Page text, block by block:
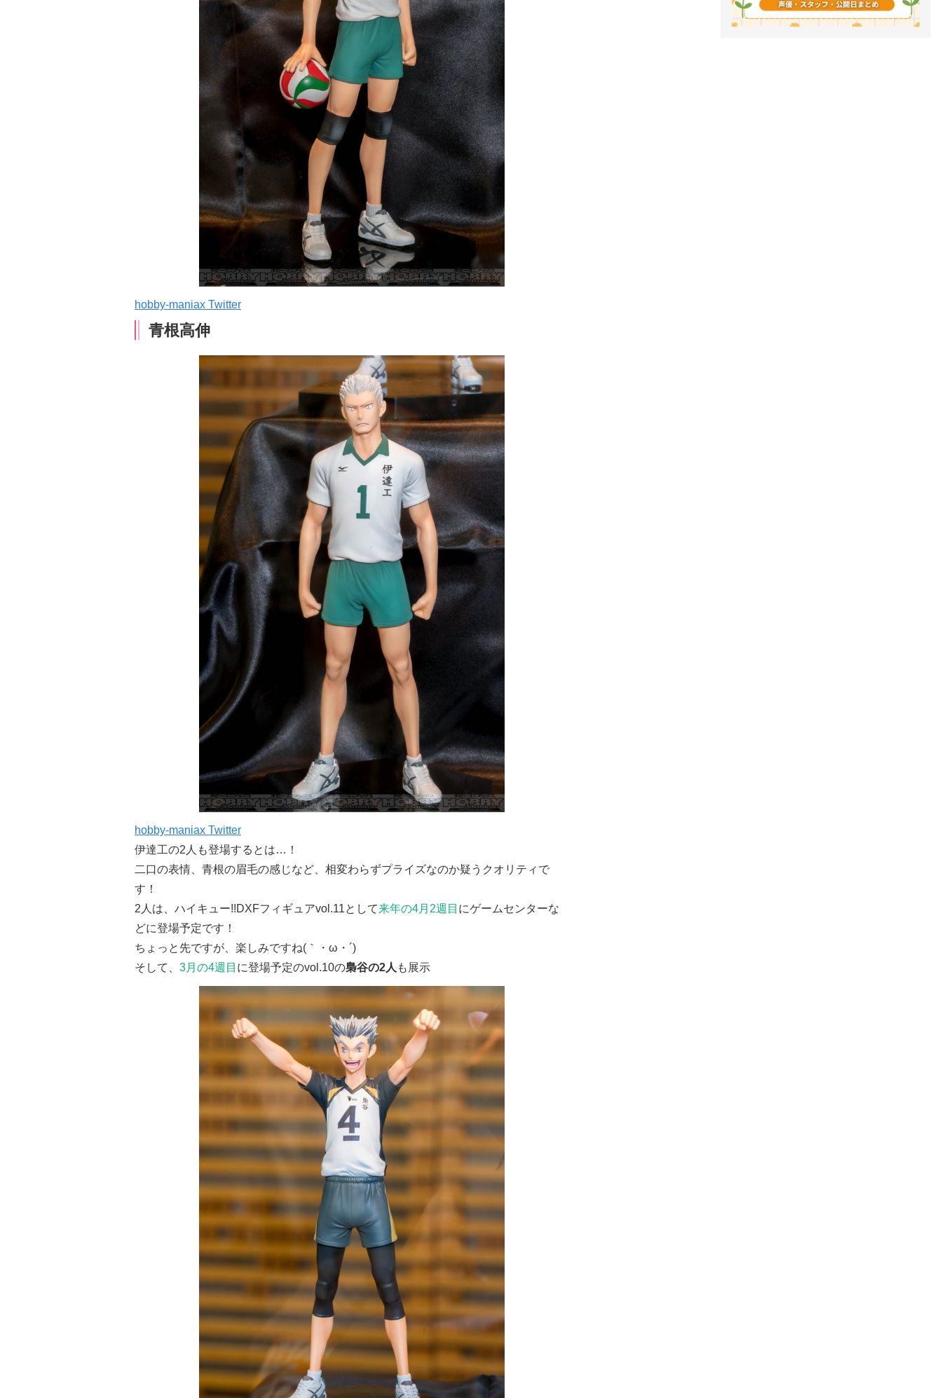
hobby-maniax Twitter
青根高伸
hobby-maniax Twitter
伊達工の2人も登場するとは…！
二口の表情、青根の眉毛の感じなど、相変わらずプライズなのか疑うクオリティで
す！
2人は、ハイキュー!!DXFフィギュアvol.11として来年の4月2週目 にゲームセンターな
どに登場予定です！
ちょっと先ですが、楽しみですね(｀・ω・´)
そして、 3月の4週目 に登場予定のvol.10の梟谷の2人 も展示